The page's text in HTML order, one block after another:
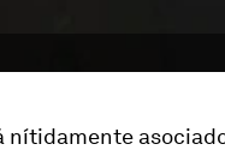
nítidamente